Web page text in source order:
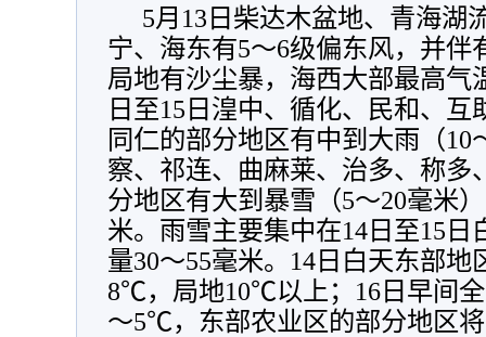
5月13日柴达木盆地、青海湖
宁、海东有5～6级偏东风，并伴
局地有沙尘暴，海西大部最高
日至15日湟中、循化、民和、
同仁的部分地区有中到大雨（10
察、祁连、曲麻莱、治多、称多
分地区有大到暴雪（5～20毫米
米。雨雪主要集中在14日至15
量30～55毫米。14日白天东部地
8℃，局地10℃以上；16日早间
～5℃，东部农业区的部分地区